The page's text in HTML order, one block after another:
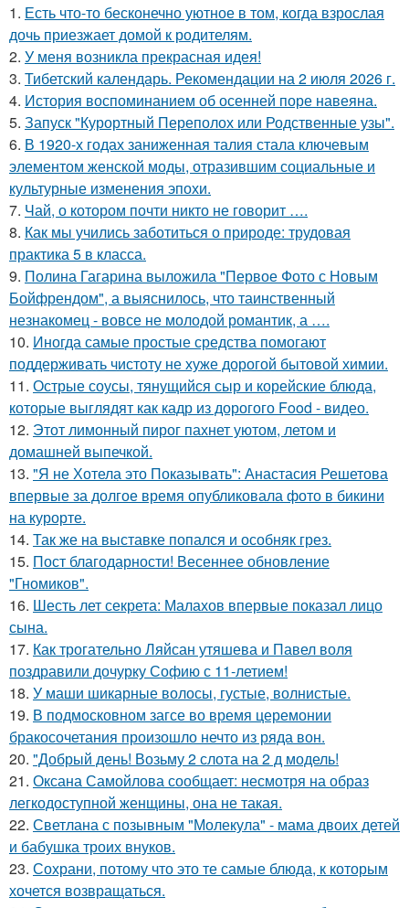
1. Есть что-то бесконечно уютное в том, когда взрослая
дочь приезжает домой к родителям.
2. У меня возникла прекрасная идея!
3. Тибетский календарь. Рекомендации на 2 июля 2026 г.
4. История воспоминанием об осенней поре навеяна.
5. Запуск "Курортный Переполох или Родственные узы".
6. В 1920-х годах заниженная талия стала ключевым
элементом женской моды, отразившим социальные и
культурные изменения эпохи.
7. Чай, о котором почти никто не говорит ….
8. Как мы учились заботиться о природе: трудовая
практика 5 в класса.
9. Полина Гагарина выложила "Первое Фото с Новым
Бойфрендом", а выяснилось, что таинственный
незнакомец - вовсе не молодой романтик, а ….
10. Иногда самые простые средства помогают
поддерживать чистоту не хуже дорогой бытовой химии.
11. Острые соусы, тянущийся сыр и корейские блюда,
которые выглядят как кадр из дорогого Food - видео.
12. Этот лимонный пирог пахнет уютом, летом и
домашней выпечкой.
13. "Я не Хотела это Показывать": Анастасия Решетова
впервые за долгое время опубликовала фото в бикини
на курорте.
14. Так же на выставке попался и особняк грез.
15. Пост благодарности! Весеннее обновление
"Гномиков".
16. Шесть лет секрета: Малахов впервые показал лицо
сына.
17. Как трогательно Ляйсан утяшева и Павел воля
поздравили дочурку Софию с 11-летием!
18. У маши шикарные волосы, густые, волнистые.
19. В подмосковном загсе во время церемонии
бракосочетания произошло нечто из ряда вон.
20. "Добрый день! Возьму 2 слота на 2 д модель!
21. Оксана Самойлова сообщает: несмотря на образ
легкодоступной женщины, она не такая.
22. Светлана с позывным "Молекула" - мама двоих детей
и бабушка троих внуков.
23. Сохрани, потому что это те самые блюда, к которым
хочется возвращаться.